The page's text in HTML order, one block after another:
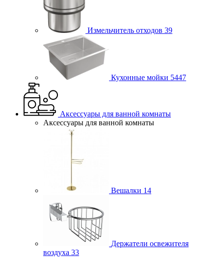
Измельчитель отходов 39
Кухонные мойки 5447
Аксессуары для ванной комнаты
Аксессуары для ванной комнаты
Вешалки 14
Держатели освежителя
воздуха 33